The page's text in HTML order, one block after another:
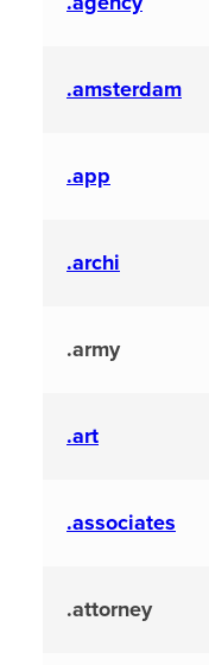
.amsterdam
.app
.archi
.army
.art
.associates
.attorney